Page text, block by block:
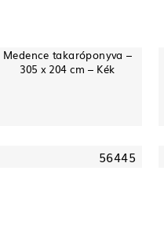
Medence takaróponyva –
305 x 204 cm – Kék
56445